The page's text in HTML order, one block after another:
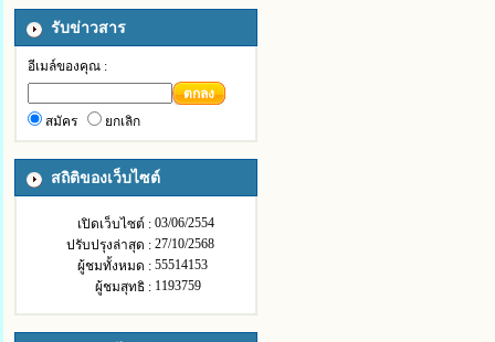
รับข่าวสาร
อีเมล์ของคุณ :
ตกลง
สมัคร
ยกเลิก
สถิติของเว็บไซต์
เปิดเว็บไซต์ : 03/06/2554
ปรับปรุงล่าสุด : 27/10/2568
ผู้ชมทั้งหมด : 55514153
ผู้ชมสุทธิ : 1193759